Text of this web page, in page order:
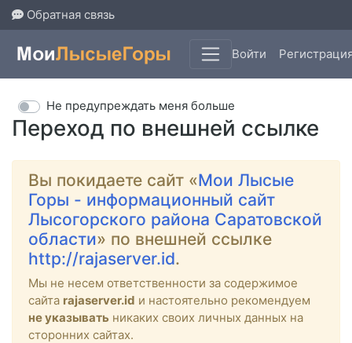
Обратная связь
Войти
Переход по внешней ссылке
Не предупреждать меня больше
Вы покидаете сайт «Мои Лысые
Горы - информационный сайт
Лысогорского района Саратовской
области» по внешней ссылке
http://rajaserver.id.
Мы не несем ответственности за содержимое
сайта rajaserver.id и настоятельно рекомендуем
не указывать никаких своих личных данных на
сторонних сайтах.